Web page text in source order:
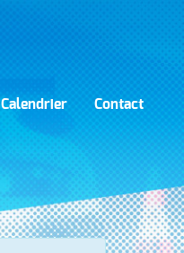
Calendrier Contact